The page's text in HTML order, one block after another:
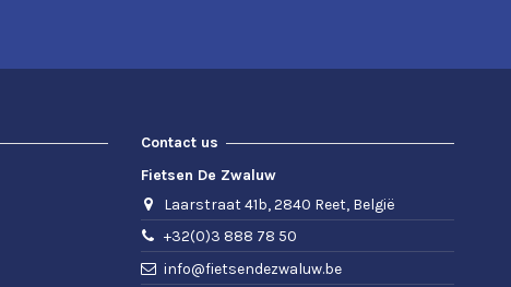
Contact us
Fietsen De Zwaluw
Laarstraat 41b, 2840 Reet, België
+32(0)3 888 78 50
info@fietsendezwaluw.be